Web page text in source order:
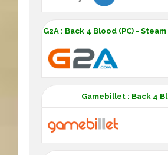
G2A : Back 4 Blood (PC) - Steam
Gamebillet : Back 4